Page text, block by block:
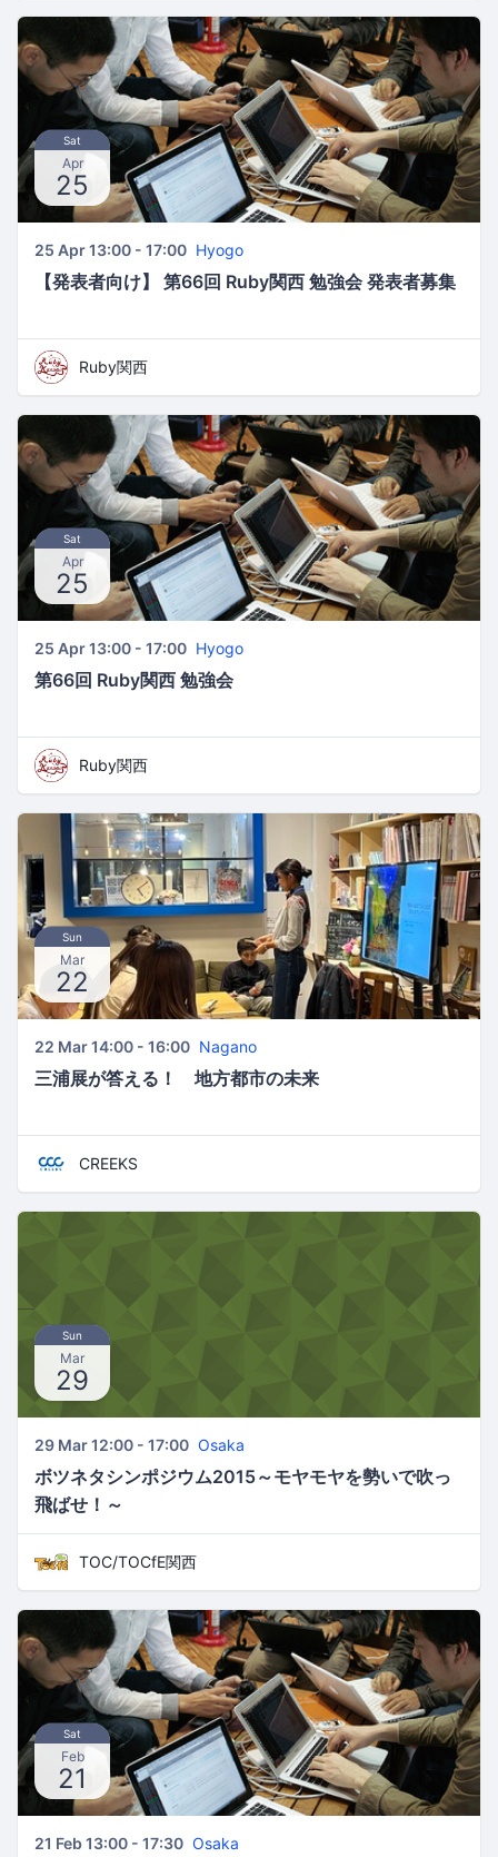
Sat
Apr
25
25 Apr 13:00 - 17:00 Hyogo
【発表者向け】 第66回 Ruby関西 勉強会 発表者募集
Ruby関西
Sat
Apr
25
25 Apr 13:00 - 17:00 Hyogo
第66回 Ruby関西 勉強会
Ruby関西
Sun
Mar
22
22 Mar 14:00 - 16:00 Nagano
三浦展が答える！ 地方都市の未来
CREEKS
Sun
Mar
29
29 Mar 12:00 - 17:00 Osaka
ボツネタシンポジウム2015～モヤモヤを勢いで吹っ
飛ばせ！～
TOC/TOCfE関西
Sat
Feb
21
21 Feb 13:00 - 17:30 Osaka